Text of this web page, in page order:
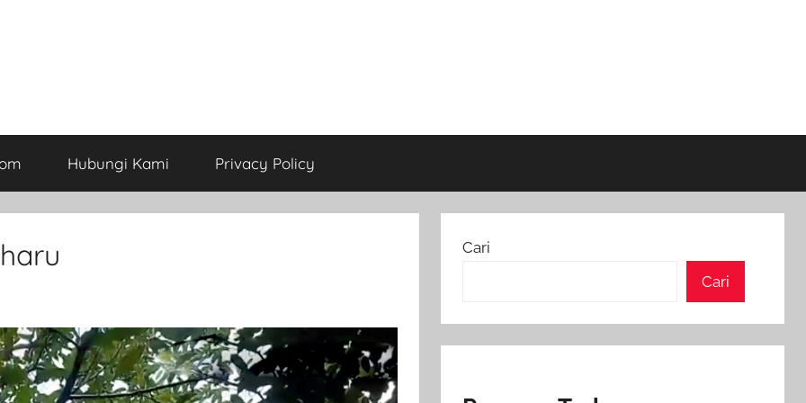
Hubungi Kami Privacy Policy
Cari
Cari